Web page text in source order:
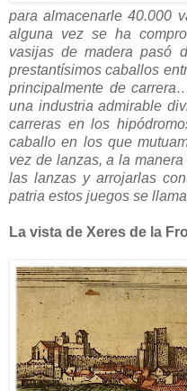
para almacenarle 40.000
alguna vez se ha
vasijas de madera pasó
prestantísimos caballos
principalmente de
una industria admirable
carreras en los
caballo en los que
vez de lanzas, a la
las lanzas y arrojarlas
patria estos juegos se
La vista de Xeres de la